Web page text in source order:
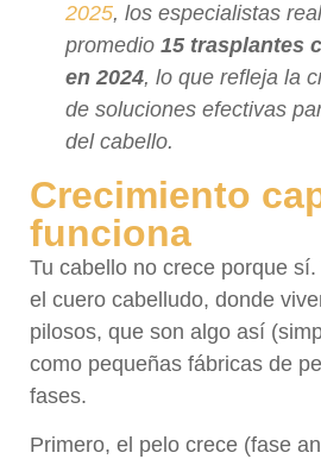
2025, los especialistas
promedio 15 trasplantes
en 2024, lo que refleja la
de soluciones efectivas
del cabello.
Crecimiento
funciona
Tu cabello no crece porque
el cuero cabelludo, donde
pilosos, que son algo así
como pequeñas fábricas de
fases.
Primero, el pelo crece (fase